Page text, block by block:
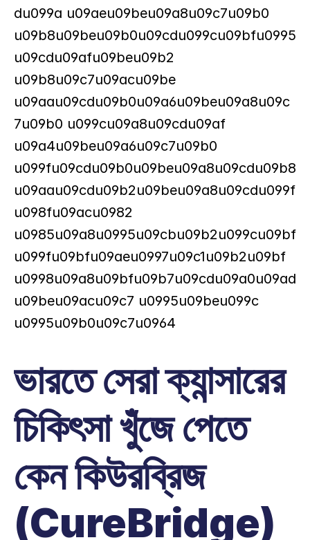
du099a u09aeu09beu09a8u09c7u09b0
u09b8u09beu09b0u09cdu099cu09bfu0995
u09cdu09afu09beu09b2
u09b8u09c7u09acu09be
u09aau09cdu09b0u09a6u09beu09a8u09c
7u09b0 u099cu09a8u09cdu09af
u09a4u09beu09a6u09c7u09b0
u099fu09cdu09b0u09beu09a8u09cdu09b8
u09aau09cdu09b2u09beu09a8u09cdu099f
u098fu09acu0982
u0985u09a8u0995u09cbu09b2u099cu09bf
u099fu09bfu09aeu0997u09c1u09b2u09bf
u0998u09a8u09bfu09b7u09cdu09a0u09ad
u09beu09acu09c7 u0995u09beu099c
u0995u09b0u09c7u0964
ভারতে সেরা ক্যান্সারের
চিকিৎসা খুঁজে পেতে
কেন কিউরব্রিজ
(CureBridge)